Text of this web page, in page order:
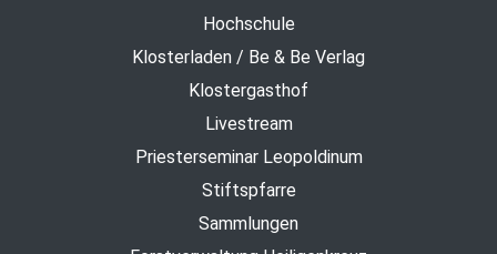
Hochschule
Klosterladen / Be & Be Verlag
Klostergasthof
Livestream
Priesterseminar Leopoldinum
Stiftspfarre
Sammlungen